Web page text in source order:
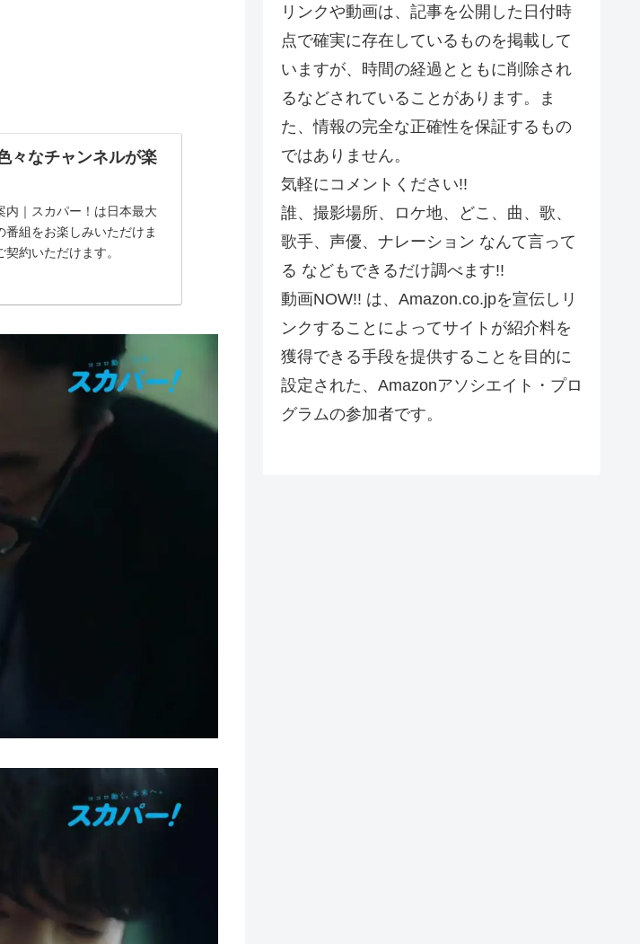
々なチャンネルが楽
内｜スカパー！は日本最大
組をお楽しみいただけま
約いただけます。
リンクや動画は、記事を公開した日付時
点で確実に存在しているものを掲載して
いますが、時間の経過とともに削除され
るなどされていることがあります。ま
た、情報の完全な正確性を保証するもの
ではありません。
気軽にコメントください!!
誰、撮影場所、ロケ地、どこ、曲、歌、
歌手、声優、ナレーション なんて言って
る などもできるだけ調べます!!
動画NOW!! は、Amazon.co.jpを宣伝しリ
ンクすることによってサイトが紹介料を
獲得できる手段を提供することを目的に
設定された、Amazonアソシエイト・プロ
グラムの参加者です。